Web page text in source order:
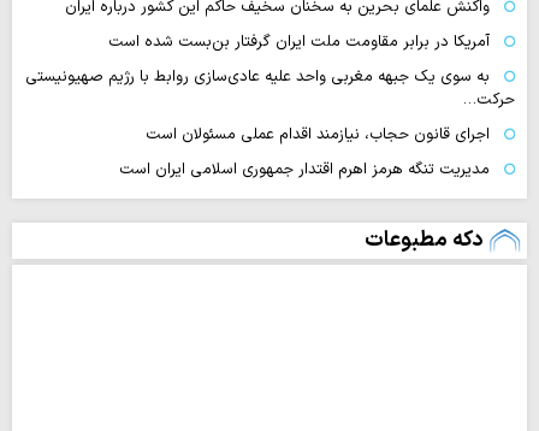
واکنش علمای بحرین به سخنان سخیف حاکم این کشور درباره ایران
آمریکا در برابر مقاومت ملت ایران گرفتار بن‌بست شده است
به سوی یک جبهه مغربی واحد علیه عادی‌سازی روابط با رژیم صهیونیستی
حرکت…
اجرای قانون حجاب، نیازمند اقدام عملی مسئولان است
مدیریت تنگه هرمز اهرم اقتدار جمهوری اسلامی ایران است
دکه مطبوعات